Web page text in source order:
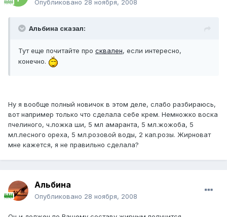
Опубликовано 28 ноября, 2008
Альбина сказал:
Тут еще почитайте про сквален, если интересно,
конечно.
Ну я вообще полный новичок в этом деле, слабо разбираюсь,
вот например только что сделала себе крем. Немножко воска
пчелиного, ч.ложка ши, 5 мл амаранта, 5 мл.жожоба, 5
мл.лесного ореха, 5 мл.розовой воды, 2 кап.розы. Жирноват
мне кажется, я не правильно сделала?
Альбина
Опубликовано 28 ноября, 2008